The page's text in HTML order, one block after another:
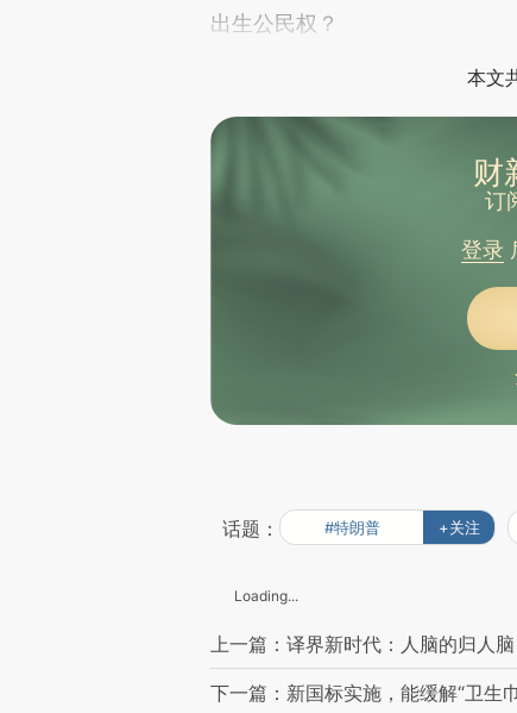
出生公民权？
本文
财
订
登录
话题： #特朗普 +关注
Loading...
上一篇：译界新时代：人脑的归人
下一篇：新国标实施，能缓解“卫生